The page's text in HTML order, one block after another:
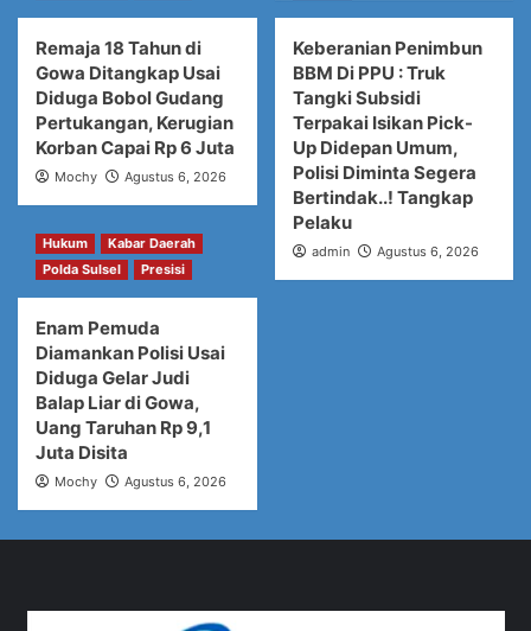
Remaja 18 Tahun di
Gowa Ditangkap Usai
Diduga Bobol Gudang
Pertukangan, Kerugian
Korban Capai Rp 6 Juta
Mochy Agustus 6, 2026
Keberanian Penimbun
BBM Di PPU : Truk
Tangki Subsidi
Terpakai Isikan Pick-
Up Didepan Umum,
Polisi Diminta Segera
Bertindak..! Tangkap
Pelaku
admin Agustus 6, 2026
Hukum
Kabar Daerah
Polda Sulsel
Presisi
Enam Pemuda
Diamankan Polisi Usai
Diduga Gelar Judi
Balap Liar di Gowa,
Uang Taruhan Rp 9,1
Juta Disita
Mochy Agustus 6, 2026